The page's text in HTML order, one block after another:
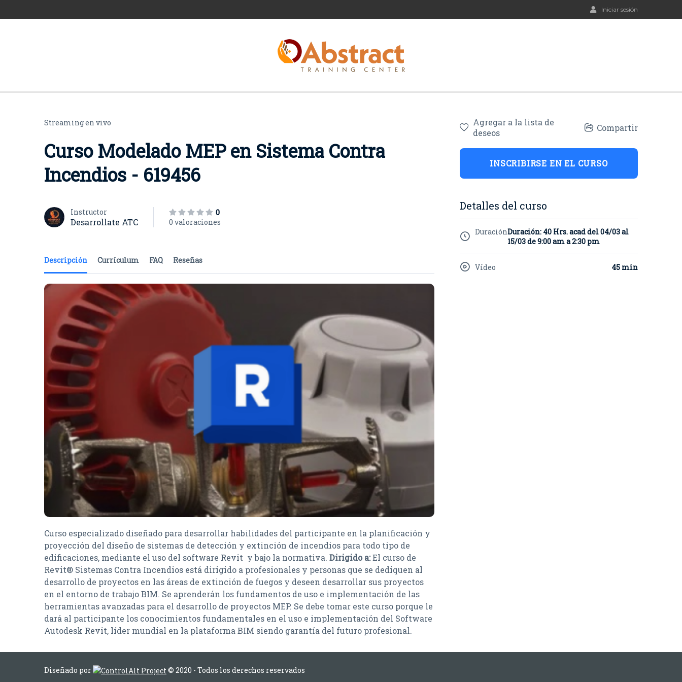
Iniciar sesión
Streaming en vivo
Curso Modelado MEP en Sistema Contra
Incendios - 619456
Instructor
Desarrollate ATC
0
0 valoraciones
Descripción Currículum FAQ Reseñas
Curso especializado diseñado para desarrollar habilidades del participante en la planificación y
proyección del diseño de sistemas de detección y extinción de incendios para todo tipo de
edificaciones, mediante el uso del software Revit y bajo la normativa. Dirigido a:El curso de
Revit® Sistemas Contra Incendios está dirigido a profesionales y personas que se dediquen al
desarrollo de proyectos en las áreas de extinción de fuegos y deseen desarrollar sus proyectos
en el entorno de trabajo BIM. Se aprenderán los fundamentos de uso e implementación de las
herramientas avanzadas para el desarrollo de proyectos MEP. Se debe tomar este curso porque le
dará al participante los conocimientos fundamentales en el uso e implementación del Software
Autodesk Revit, líder mundial en la plataforma BIM siendo garantía del futuro profesional.
Agregar a la lista de
deseos
Compartir
INSCRIBIRSE EN EL CURSO
Detalles del curso
DuraciónDuración: 40 Hrs. acad del 04/03 al
15/03 de 9:00 am a 2:30 pm
Vídeo 45 min
Diseñado por © 2020 - Todos los derechos reservados